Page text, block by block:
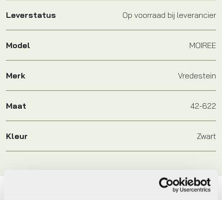
Leverstatus Op voorraad bij leverancier
Model MOIREE
Merk Vredestein
Maat 42-622
Kleur Zwart